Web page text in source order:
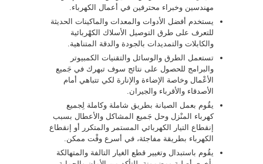
مهندسين وخبراء محترفين في أعمال الكهرباء.
يستخدم أفضل الأدوات والمعدات والماكينات الحديثة
للتعرف على طرق التوصيل الأسلاك الكهْربائية
والكابلات والتمديدات بالجودة والدقة المتناهية.
تستعمل الطرق والوسائل والتقنيات الكمبيوتر
والبرامج للحصول على نتائج سوف تبهرك في جَميع
الأعْمال وخاصة الإضاءة والإنارة لكي تتباهي أمام
الأصدقاء والأقرباء والجيران.
يقُوم بعمل الصيانة بطريق شاملة وكاملة لِجميع
كهرباء المنْزل وحل جَميع المشاكل والأعطال بسبب
إنقطاع التيار الكهربائي المستمر والمتكرر أو إنقطاع
الكهرباء بطريقة مفاجئة، في أسرع وقْت ممكن.
يقُوم باستبدال وتغيير قطع الغيار التالفة والمتهالكة